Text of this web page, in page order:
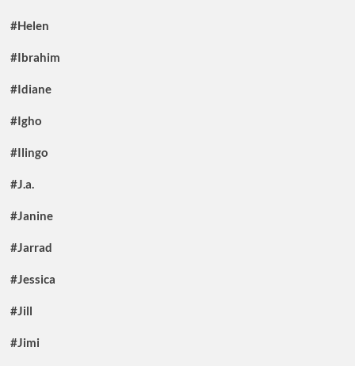
#Helen
#Ibrahim
#Idiane
#Igho
#Ilingo
#J.a.
#Janine
#Jarrad
#Jessica
#Jill
#Jimi